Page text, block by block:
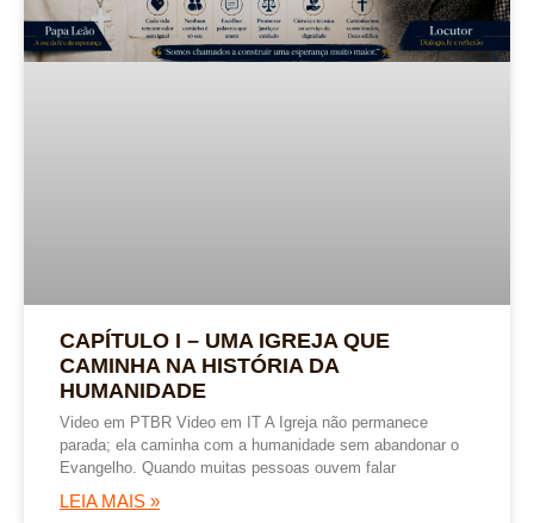
CAPÍTULO I – UMA IGREJA QUE
CAMINHA NA HISTÓRIA DA
HUMANIDADE
Video em PTBR Video em IT A Igreja não permanece
parada; ela caminha com a humanidade sem abandonar o
Evangelho. Quando muitas pessoas ouvem falar
LEIA MAIS »